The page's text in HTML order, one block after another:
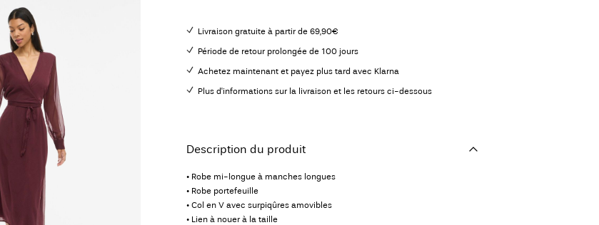
Livraison gratuite à partir de 69,90€
Période de retour prolongée de 100 jours
Achetez maintenant et payez plus tard avec Klarna
Plus d'informations sur la livraison et les retours ci-dessous
Description du produit
• Robe mi-longue à manches longues
• Robe portefeuille
• Col en V avec surpiqûres amovibles
• Lien à nouer à la taille